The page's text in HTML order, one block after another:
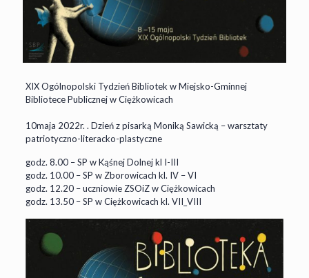
XIX Ogólnopolski Tydzień Bibliotek w Miejsko-Gminnej
Bibliotece Publicznej w Ciężkowicach
10maja 2022r. . Dzień z pisarką Moniką Sawicką – warsztaty
patriotyczno-literacko-plastyczne
godz. 8.00 – SP w Kąśnej Dolnej kl I-III
godz. 10.00 – SP w Zborowicach kl. IV – VI
godz. 12.20 – uczniowie ZSOiZ w Ciężkowicach
godz. 13.50 – SP w Ciężkowicach kl. VII_VIII